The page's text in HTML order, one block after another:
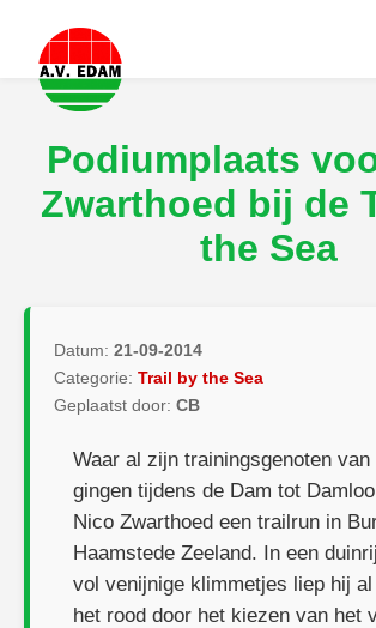
Podiumplaats
Zwarthoed bij de
the Sea
Datum: 21-09-2014
Categorie: Trail by the Sea
Geplaatst door: CB
Waar al zijn trainingsgenoten
gingen tijdens de Dam tot
Nico Zwarthoed een trailrun in
Haamstede Zeeland. In een
vol venijnige klimmetjes liep hij
het rood door het kiezen van het